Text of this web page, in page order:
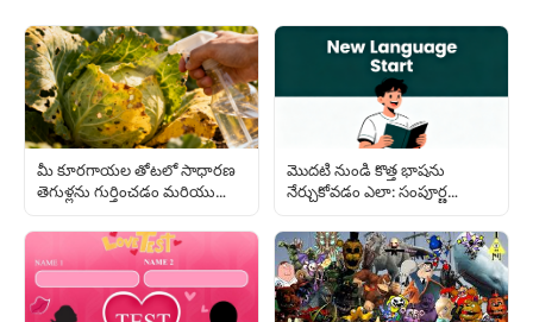
మీ కూరగాయల తోటలో సాధారణ
తెగుళ్లను గుర్తించడం మరియు
మొదటి నుండి కొత్త భాషను
నేర్చుకోవడం ఎలా: సంపూర్ణ